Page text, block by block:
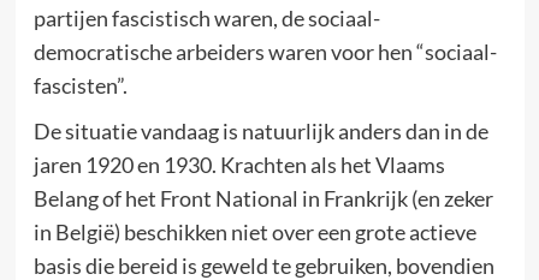
partijen fascistisch waren, de sociaal-
democratische arbeiders waren voor hen “sociaal-
fascisten”.
De situatie vandaag is natuurlijk anders dan in de
jaren 1920 en 1930. Krachten als het Vlaams
Belang of het Front National in Frankrijk (en zeker
in België) beschikken niet over een grote actieve
basis die bereid is geweld te gebruiken, bovendien